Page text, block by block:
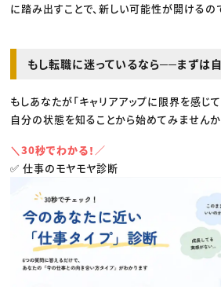
に踏み出すことで、新しい可能性が開けるの
もし転職に迷っているなら──まずは
もしあなたが「キャリアアップに限界を感じて
自分の状態を知ることから始めてみませんか
＼30秒でわかる！／
✅ 仕事のモヤモヤ診断